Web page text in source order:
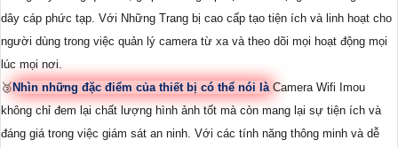
dây cáp phức tạp. Với Những Trang bị cao cấp tạo tiện ích và linh hoạt cho
người dùng trong việc quản lý camera từ xa và theo dõi mọi hoạt động mọi
lúc mọi nơi.
🥉Nhìn những đặc điểm của thiết bị có thể nói là Camera Wifi Imou
không chỉ đem lại chất lượng hình ảnh tốt mà còn mang lại sự tiện ích và
đáng giá trong việc giám sát an ninh. Với các tính năng thông minh và dễ